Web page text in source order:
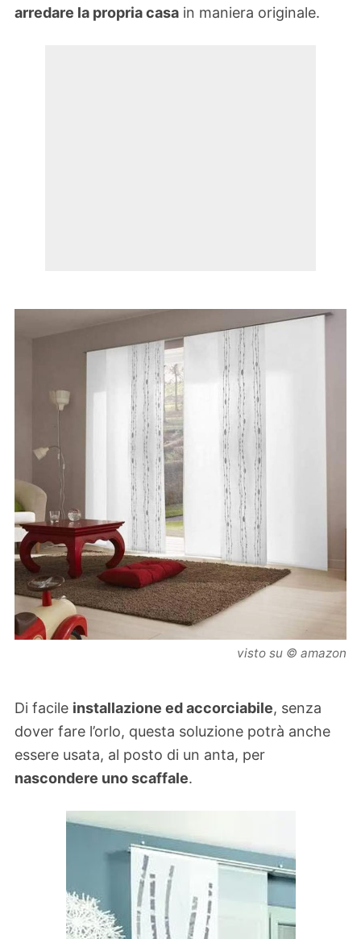
arredare la propria casa in maniera originale.
visto su © amazon
Di facile installazione ed accorciabile, senza
dover fare l’orlo, questa soluzione potrà anche
essere usata, al posto di un anta, per
nascondere uno scaffale.